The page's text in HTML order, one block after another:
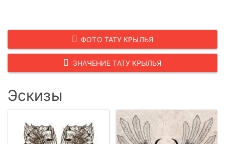
ФОТО ТАТУ КРЫЛЬЯ
ЗНАЧЕНИЕ ТАТУ КРЫЛЬЯ
Эскизы